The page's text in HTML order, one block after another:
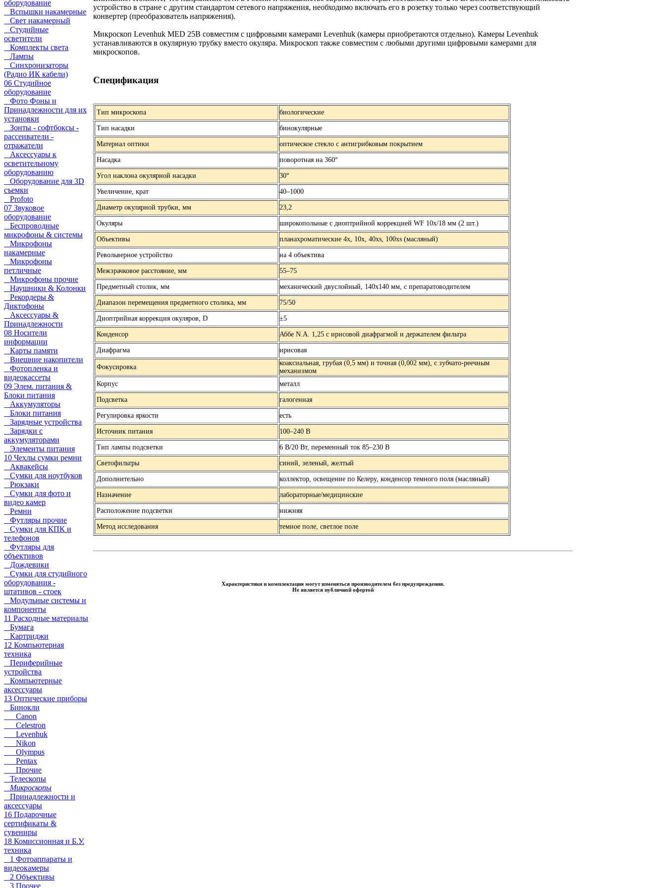
оборудование
Вспышки накамерные
Свет накамерный
Студийные
осветители
Комплекты света
Лампы
Синхронизаторы
(Радио ИК кабели)
06 Студийное
оборудование
Фото Фоны и
Принадлежности для их
установки
Зонты - софтбоксы -
рассеиватели -
отражатели
Аксессуары к
осветительному
оборудованию
Оборудование для 3D
съемки
Profoto
07 Звуковое
оборудование
Беспроводные
микрофоны & системы
Микрофоны
накамерные
Микрофоны
петличные
Микрофоны прочие
Наушники & Колонки
Рекордеры &
Диктофоны
Аксессуары &
Принадлежности
08 Носители
информации
Карты памяти
Внешние накопители
Фотопленка и
видеокассеты
09 Элем. питания &
Блоки питания
Аккумуляторы
Блоки питания
Зарядные устройства
Зарядки с
аккумуляторами
Элементы питания
10 Чехлы сумки ремни
Аквакейсы
Сумки для ноутбуков
Рюкзаки
Сумки для фото и
видео камер
Ремни
Футляры прочие
Сумки для КПК и
телефонов
Футляры для
объективов
Дождевики
Сумки для студийного
оборудования -
штативов - стоек
Модульные системы и
компоненты
11 Расходные материалы
Бумага
Картриджи
12 Компьютерная
техника
Периферийные
устройства
Компьютерные
аксессуары
13 Оптические приборы
Бинокли
Canon
Celestron
Levenhuk
Nikon
Olympus
Pentax
Прочие
Телескопы
Микроскопы
Принадлежности и
аксессуары
16 Подарочные
сертификаты &
сувениры
18 Комиссионная и Б.У.
техника
1 Фотоаппараты и
видеокамеры
2 Объективы
3 Прочее
устройство в стране с другим стандартом сетевого напряжения, необходимо включать его в розетку только через соответствующий
конвертер (преобразователь напряжения).
Микроскоп Levenhuk MED 25B совместим с цифровыми камерами Levenhuk (камеры приобретаются отдельно). Камеры Levenhuk
устанавливаются в окулярную трубку вместо окуляра. Микроскоп также совместим с любыми другими цифровыми камерами для
микроскопов.
Спецификация
Тип микроскопа биологические
Тип насадки бинокулярные
Материал оптики оптическое стекло с антигрибковым покрытием
Насадка поворотная на 360°
Угол наклона окулярной насадки 30°
Увеличение, крат 40–1000
Диаметр окулярной трубки, мм 23,2
Окуляры широкопольные с диоптрийной коррекцией WF 10х/18 мм (2 шт.)
Объективы планахроматические 4х, 10х, 40хs, 100хs (масляный)
Револьверное устройство на 4 объектива
Межзрачковое расстояние, мм 55–75
Предметный столик, мм механический двуслойный, 140х140 мм, с препаратоводителем
Диапазон перемещения предметного столика, мм 75/50
Диоптрийная коррекция окуляров, D ±5
Конденсор Аббе N.A. 1,25 с ирисовой диафрагмой и держателем фильтра
Диафрагма ирисовая
Фокусировка
коаксиальная, грубая (0,5 мм) и точная (0,002 мм), с зубчато-реечным
механизмом
Корпус
металл
Подсветка галогенная
Регулировка яркости есть
Источник питания 100–240 В
Тип лампы подсветки 6 В/20 Вт, переменный ток 85–230 В
Светофильтры синий, зеленый, желтый
Дополнительно коллектор, освещение по Келеру, конденсор темного поля (масляный)
Назначение лабораторные/медицинские
Расположение подсветки нижняя
Метод исследования темное поле, светлое поле
Характеристики и комплектация могут изменяться производителем без предупреждения.
Не является публичной офертой